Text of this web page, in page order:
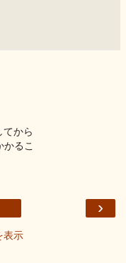
てから
るこ
›
表示